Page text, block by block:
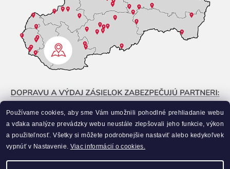
Používame cookies, aby sme Vám umožnili pohodlné prehliadanie webu
a vďaka analýze prevádzky webu neustále zlepšovali jeho funkcie, výkon
a použiteľnosť. Všetky si môžete podrobnejšie nastaviť alebo kedykoľvek
vypnúť v Nastavenie. Viac informácií o cookies.